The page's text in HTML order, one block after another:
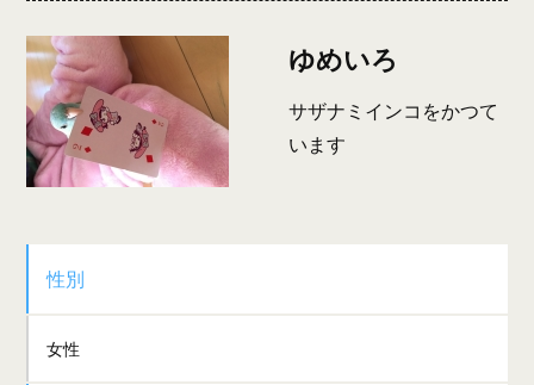
ゆめいろ
サザナミインコをかつて
います
性別
女性